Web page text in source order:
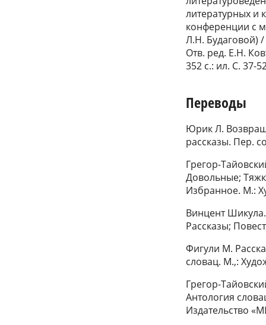
литературных и
конференции с
Л.Н. Будаговой)
Отв. ред. Е.Н.
352 с.: ил. С. 37-
Переводы
Юрик Л.
рассказы. Пер.
Грегор-
Довольные;
Избранное. М.:
Винцент
Рассказы;
Фигули М.
словац. М.,:
Грегор-
Антология
Издательство